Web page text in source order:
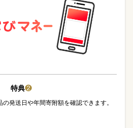
特典❷
発送日や年間寄附額を確認できます。